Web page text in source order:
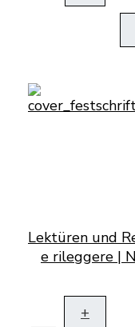
Lektüren und
e rileggere |
+